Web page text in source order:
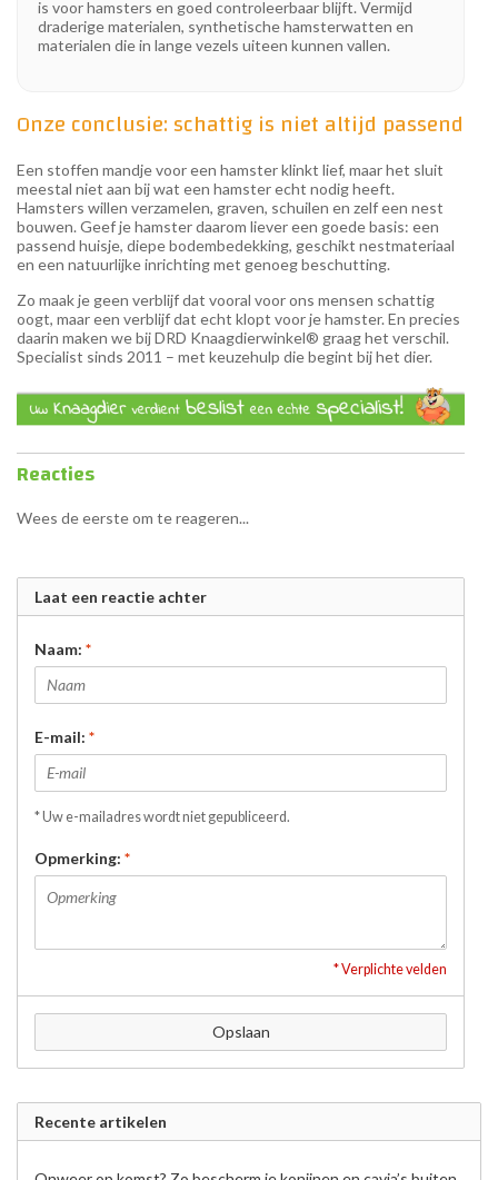
is voor hamsters en goed controleerbaar blijft. Vermijd
draderige materialen, synthetische hamsterwatten en
materialen die in lange vezels uiteen kunnen vallen.
Onze conclusie: schattig is niet altijd passend
Een stoffen mandje voor een hamster klinkt lief, maar het sluit
meestal niet aan bij wat een hamster echt nodig heeft.
Hamsters willen verzamelen, graven, schuilen en zelf een nest
bouwen. Geef je hamster daarom liever een goede basis: een
passend huisje, diepe bodembedekking, geschikt nestmateriaal
en een natuurlijke inrichting met genoeg beschutting.
Zo maak je geen verblijf dat vooral voor ons mensen schattig
oogt, maar een verblijf dat echt klopt voor je hamster. En precies
daarin maken we bij DRD Knaagdierwinkel® graag het verschil.
Specialist sinds 2011 – met keuzehulp die begint bij het dier.
Reacties
Wees de eerste om te reageren...
Laat een reactie achter
Naam: *
E-mail: *
* Uw e-mailadres wordt niet gepubliceerd.
Opmerking: *
* Verplichte velden
Opslaan
Recente artikelen